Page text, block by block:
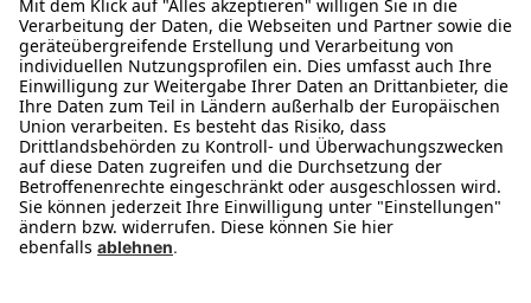
Was ist B-Ware
Reservierung & Abholung
Zahlungsarten
1) Ehemalige Unverbindliche Preisempfehlung. 2) Als B- oder C-Ware werden
Verkaufsartikel bezeichnet, die nicht mehr original verpackt sind. Hierunter fallen
Artikel mit beschädigter oder fehlender Originalverpackung (insb. Retouren aus
dem Versandhandel) sowie Artikel, die schon einmal ausgepackt und vorgeführt
oder vom Kunden angesehen wurden. B-Ware kann im Einzelfall minimale